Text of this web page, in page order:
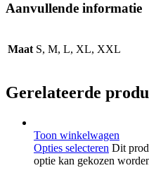
Aanvullende informatie
Maat S, M, L, XL, XXL
Gerelateerde
Toon winkelwagen
Opties selecteren Dit
optie kan gekozen